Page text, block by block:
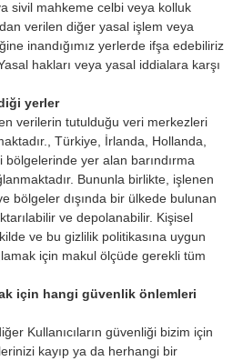
sivil mahkeme celbi veya kolluk
verilen diğer yasal işlem veya
inandığımız yerlerde ifşa edebiliriz
hakları veya yasal iddialara karşı
yerler
verilerin tutulduğu veri merkezleri
Türkiye, İrlanda, Hollanda,
yer alan barındırma
Bununla birlikte, işlenen
bölgeler dışında bir ülkede bulunan
ve depolanabilir. Kişisel
ve bu gizlilik politikasına uygun
için makul ölçüde gerekli tüm
için hangi güvenlik önlemleri
Kullanıcıların güvenliği bizim için
kayıp ya da herhangi bir